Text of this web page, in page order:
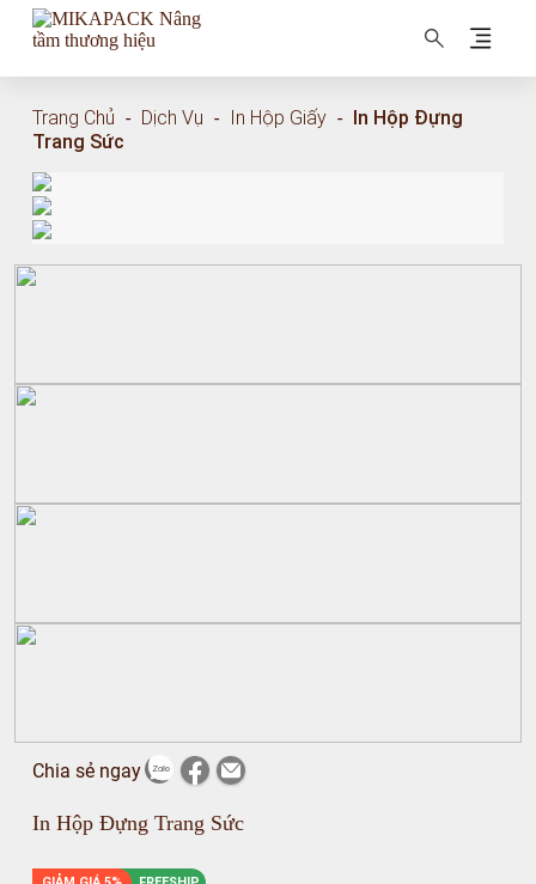
MIKAPACK Nâng tầm thương hiệu
Trang Chủ - Dịch Vụ - In Hộp Giấy - In Hộp Đựng
Trang Sức
Chia sẻ ngay
In Hộp Đựng Trang Sức